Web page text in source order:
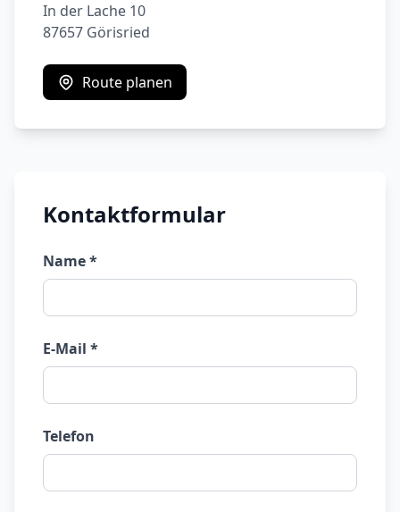
Kontaktformular
Name *
E-Mail *
Telefon
In der Lache 10
87657 Görisried
Route planen